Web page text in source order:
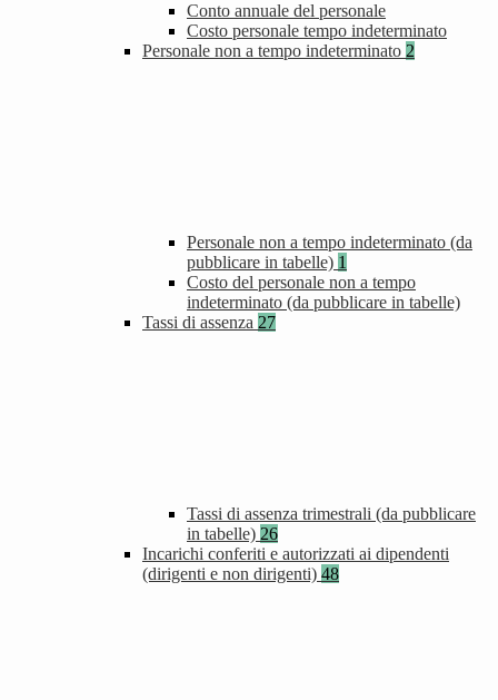
Conto annuale del personale
Costo personale tempo indeterminato
Personale non a tempo indeterminato 2
Personale non a tempo indeterminato (da
pubblicare in tabelle) 1
Costo del personale non a tempo
indeterminato (da pubblicare in tabelle)
Tassi di assenza 27
Tassi di assenza trimestrali (da pubblicare
in tabelle) 26
Incarichi conferiti e autorizzati ai dipendenti
(dirigenti e non dirigenti) 48